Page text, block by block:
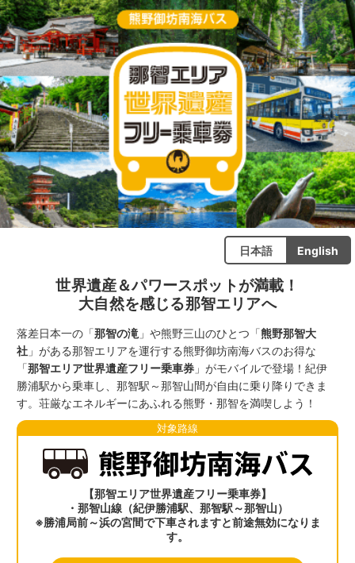
日本語 English
世界遺産＆パワースポットが満載！
大自然を感じる那智エリアへ
落差日本一の「那智の滝 」や熊野三山のひとつ「熊野那智大
社 」がある那智エリアを運行する熊野御坊南海バスのお得な
「那智エリア世界遺産フリー乗車券 」がモバイルで登場！紀伊
勝浦駅から乗車し、那智駅～那智山間が自由に乗り降りできま
す。荘厳なエネルギーにあふれる熊野・那智を満喫しよう！
対象路線
【那智エリア世界遺産フリー乗車券】
・那智山線（紀伊勝浦駅、那智駅～那智山）
※勝浦局前～浜の宮間で下車されますと前途無効になりま
す。